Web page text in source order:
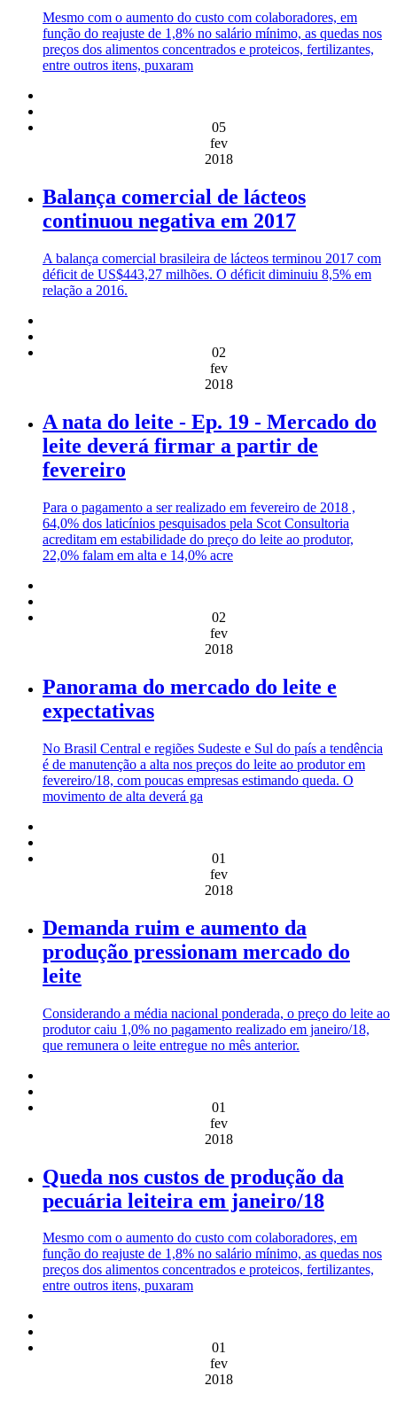
Mesmo com o aumento do custo com colaboradores, em
função do reajuste de 1,8% no salário mínimo, as quedas nos
preços dos alimentos concentrados e proteicos, fertilizantes,
entre outros itens, puxaram
05
fev
2018
Balança comercial de lácteos
continuou negativa em 2017
A balança comercial brasileira de lácteos terminou 2017 com
déficit de US$443,27 milhões. O déficit diminuiu 8,5% em
relação a 2016.
02
fev
2018
A nata do leite - Ep. 19 - Mercado do
leite deverá firmar a partir de
fevereiro
Para o pagamento a ser realizado em fevereiro de 2018 ,
64,0% dos laticínios pesquisados pela Scot Consultoria
acreditam em estabilidade do preço do leite ao produtor,
22,0% falam em alta e 14,0% acre
02
fev
2018
Panorama do mercado do leite e
expectativas
No Brasil Central e regiões Sudeste e Sul do país a tendência
é de manutenção a alta nos preços do leite ao produtor em
fevereiro/18, com poucas empresas estimando queda. O
movimento de alta deverá ga
01
fev
2018
Demanda ruim e aumento da
produção pressionam mercado do
leite
Considerando a média nacional ponderada, o preço do leite ao
produtor caiu 1,0% no pagamento realizado em janeiro/18,
que remunera o leite entregue no mês anterior.
01
fev
2018
Queda nos custos de produção da
pecuária leiteira em janeiro/18
Mesmo com o aumento do custo com colaboradores, em
função do reajuste de 1,8% no salário mínimo, as quedas nos
preços dos alimentos concentrados e proteicos, fertilizantes,
entre outros itens, puxaram
01
fev
2018